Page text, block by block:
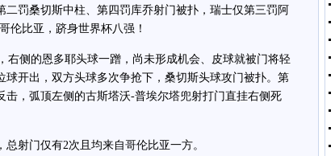
二罚桑切斯中柱、第四罚库乔射门被扑，瑞士仅第三罚阿
伦比亚，跻身世界杯八强！
侧的恩多耶头球一蹭，尚未形成机会、皮球就被门将轻
球开出，双方头球多次争抢下，桑切斯头球攻门被扑。第
击，弧顶左侧的古斯塔沃-普埃尔塔兜射打门直挂右侧死
门仅有2次且均来自哥伦比亚一方。